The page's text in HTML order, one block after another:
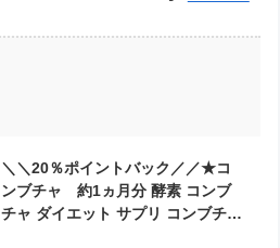
＼＼20％ポイントバック／／★コ
ンブチャ 約1ヵ月分 酵素 コンブ
チャ ダイエット サプリ コンブチャ